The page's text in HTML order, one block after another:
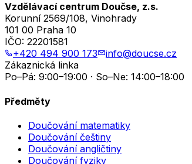
Vzdělávací centrum Doučse, z.s.
Korunní 2569/108, Vinohrady
101 00 Praha 10
IČO: 22201581
+420 494 900 173
info@doucse.cz
Zákaznická linka
Po–Pá: 9:00–19:00 · So–Ne: 14:00–18:00
Předměty
Doučování matematiky
Doučování češtiny
Doučování angličtiny
Doučování fyziky